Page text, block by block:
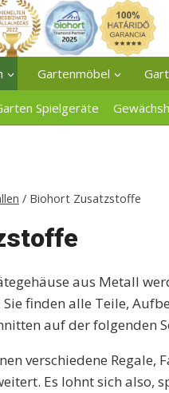
Gartenmöbel
Spielgeräte
/ Biohort Zusatzstoffe
aus Metall
finden alle Teile,
auf der folgenden
verschiedene
Es lohnt sich also,